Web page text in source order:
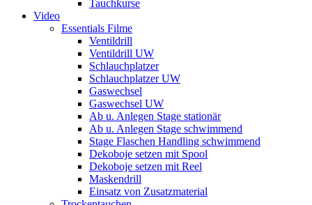
Tauchkurse
Video
Essentials Filme
Ventildrill
Ventildrill UW
Schlauchplatzer
Schlauchplatzer UW
Gaswechsel
Gaswechsel UW
Ab u. Anlegen Stage stationär
Ab u. Anlegen Stage schwimmend
Stage Flaschen Handling schwimmend
Dekoboje setzen mit Spool
Dekoboje setzen mit Reel
Maskendrill
Einsatz von Zusatzmaterial